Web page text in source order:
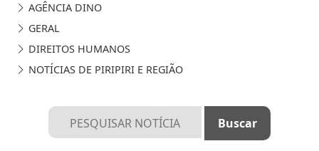
AGÊNCIA DINO
GERAL
DIREITOS HUMANOS
NOTÍCIAS DE PIRIPIRI E REGIÃO